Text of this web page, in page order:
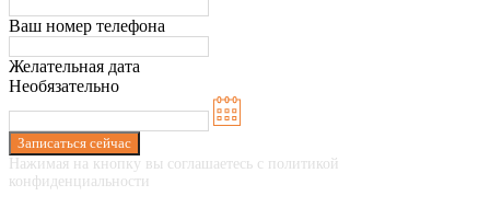
Ваш номер телефона
Желательная дата
Необязательно
Записаться сейчас
Нажимая на кнопку вы соглашаетесь с политикой
конфиденциальности